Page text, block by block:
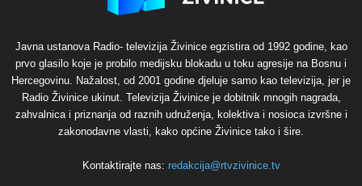
Javna ustanova Radio- televizija Živinice egzistira od 1992 godine, kao
prvo glasilo koje je probilo medijsku blokadu u toku agresije na Bosnu i
Hercegovinu. Nažalost, od 2001 godine djeluje samo kao televizija, jer je
Radio Živinice ukinut. Televizija Živinice je dobitnik mnogih nagrada,
zahvalnica i priznanja od raznih udruženja, kolektiva i nosioca izvršne i
zakonodavne vlasti, kako općine Živinice tako i šire.
Kontaktirajte nas: redakcija@rtvzivinice.tv